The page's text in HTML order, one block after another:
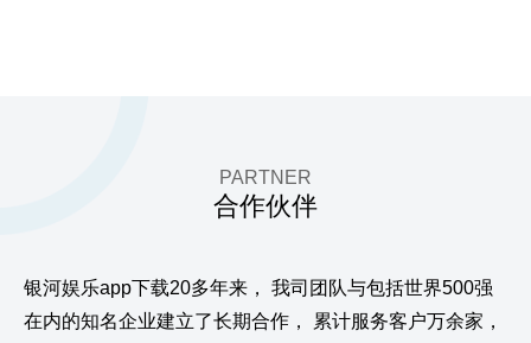
PARTNER
合作伙伴
银河娱乐app下载20多年来，
我司团队与包括世界500强
在内的知名企业建立了长期合作，
累计服务客户万余家，